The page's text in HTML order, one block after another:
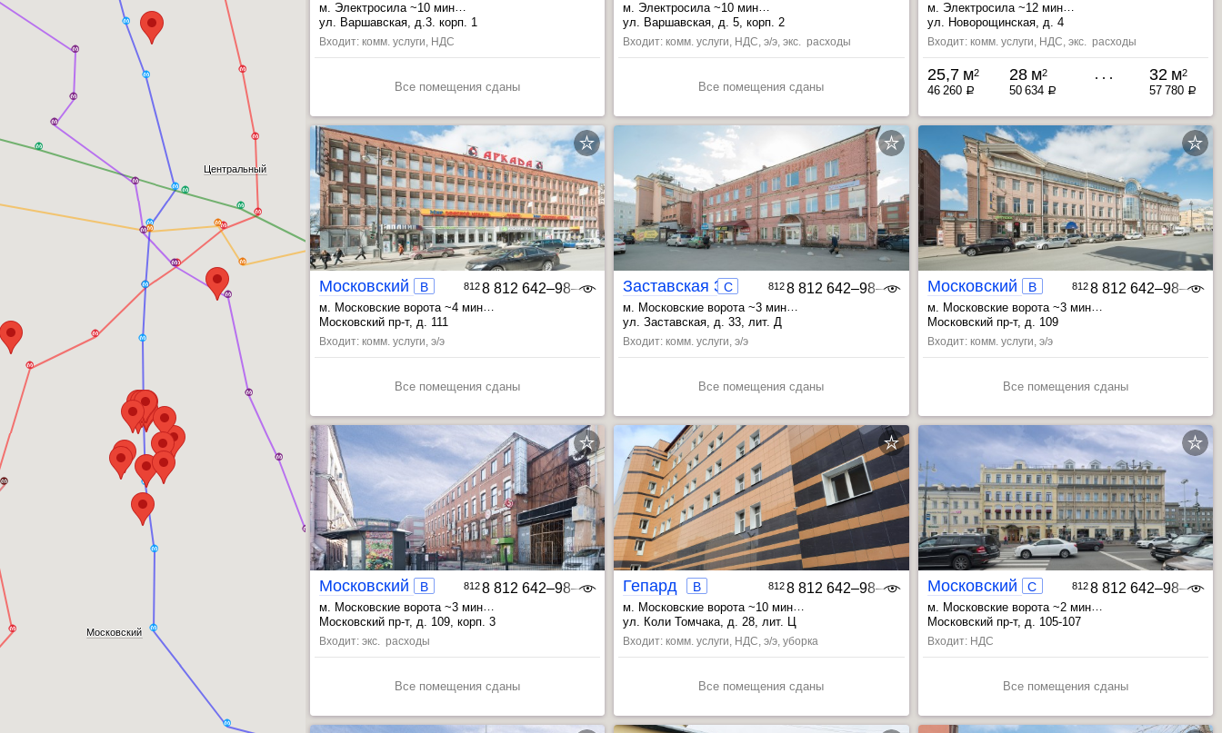
Московский
Фрунзенский
Невский
Центральный
м. Электросила ~10 мин
, Парк Победы ~15 мин
, Московские ворота ~21 мин
ул. Варшавская, д.3. корп. 1
Входит: комм. услуги, НДС
Все помещения сданы
м. Электросила ~10 мин
, Московские ворота ~14 мин
, Парк Победы ~15 мин
ул. Варшавская, д. 5, корп. 2
Входит: комм. услуги, НДС, э/э, экс. расходы
Все помещения сданы
м. Электросила ~12 мин
, Московские ворота ~13 мин
ул. Новорощинская, д. 4
Входит: комм. услуги, НДС, экс. расходы
25,7 м2
46 260 a
28 м2
50 634 a
32 м2
57 780 a
Московский 111
B 8128 812 642‒98‒46
м. Московские ворота ~4 мин
, Фрунзенская ~8 мин
Московский пр-т, д. 111
Входит: комм. услуги, э/э
Все помещения сданы
Заставская 33Д
C 812 8 812 642‒98‒46
м. Московские ворота ~3 мин
, Фрунзенская ~8 мин
, Электросила ~10 мин
ул. Заставская, д. 33, лит. Д
Входит: комм. услуги, э/э
Все помещения сданы
Московский 109
B 8128 812 642‒98‒46
м. Московские ворота ~3 мин
, Фрунзенская ~8 мин , Электросила ~15 мин
Московский пр-т, д. 109
Входит: комм. услуги, э/э
Все помещения сданы
Московский 109 корп. 3
B 8128 812 642‒98‒46
м. Московские ворота ~3 мин
, Фрунзенская ~9 мин
, Электросила ~16 мин
Московский пр-т, д. 109, корп. 3
Входит: экс. расходы
Все помещения сданы
Гепард B 812 8 812 642‒98‒46
м. Московские ворота ~10 мин
, Электросила ~12 мин
, Фрунзенская ~13 мин
ул. Коли Томчака, д. 28, лит. Ц
Входит: комм. услуги, НДС, э/э, уборка
Все помещения сданы
Московский 105
C 8128 812 642‒98‒46
м. Московские ворота ~2 мин
, Фрунзенская ~7 мин , Электросила ~8 мин
Московский пр-т, д. 105-107
Входит: НДС
Все помещения сданы